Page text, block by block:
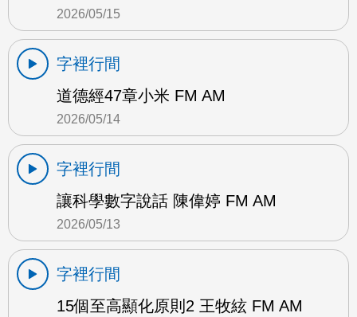
2026/05/15
字裡行間
道德經47章小米 FM AM
2026/05/14
字裡行間
讓科學數字說話 陳偉婷 FM AM
2026/05/13
字裡行間
15個至高顯化原則2 王牧絃 FM AM